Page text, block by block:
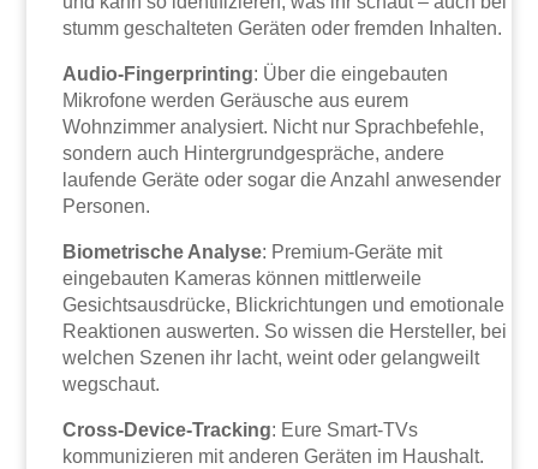
stumm geschalteten Geräten oder fremden Inhalten.
Audio-Fingerprinting: Über die eingebauten
Mikrofone werden Geräusche aus eurem
Wohnzimmer analysiert. Nicht nur Sprachbefehle,
sondern auch Hintergrundgespräche, andere
laufende Geräte oder sogar die Anzahl anwesender
Personen.
Biometrische Analyse: Premium-Geräte mit
eingebauten Kameras können mittlerweile
Gesichtsausdrücke, Blickrichtungen und emotionale
Reaktionen auswerten. So wissen die Hersteller, bei
welchen Szenen ihr lacht, weint oder gelangweilt
wegschaut.
Cross-Device-Tracking: Eure Smart-TVs
kommunizieren mit anderen Geräten im Haushalt.